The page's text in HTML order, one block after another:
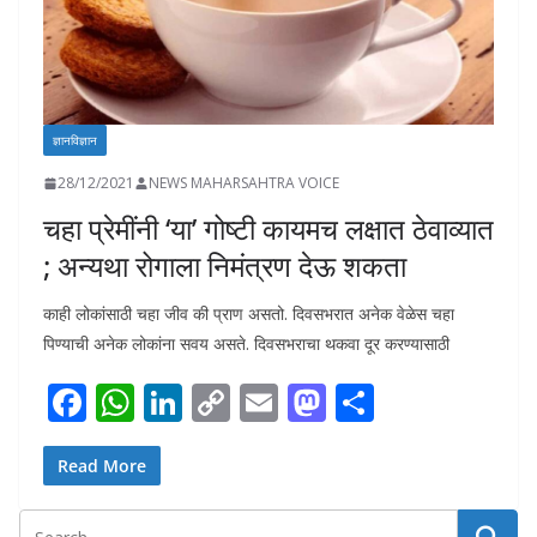
ज्ञानविज्ञान
28/12/2021 NEWS MAHARSAHTRA VOICE
चहा प्रेमींनी ‘या’ गोष्टी कायमच लक्षात ठेवाव्यात
; अन्यथा रोगाला निमंत्रण देऊ शकता
काही लोकांसाठी चहा जीव की प्राण असतो. दिवसभरात अनेक वेळेस चहा
पिण्याची अनेक लोकांना सवय असते. दिवसभराचा थकवा दूर करण्यासाठी
F
ac
e
b
W
h
at
s
Li
e
C
y
E
l
M
d e
Read More